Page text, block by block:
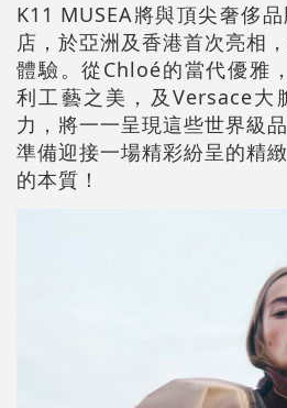
K11 MUSEA將與頂尖奢侈
店，於亞洲及香港首次亮相
體驗。從Chloé的當代優雅
利工藝之美，及Versace大
力，將一一呈現這些世界級
準備迎接一場精彩紛呈的精
的本質！